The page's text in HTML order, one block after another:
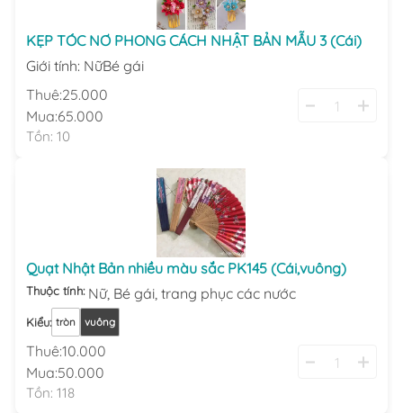
KẸP TÓC NƠ PHONG CÁCH NHẬT BẢN MẪU 3 (Cái)
Giới tính: NữBé gái
Thuê:25.000
Mua:65.000
Tồn: 10
Quạt Nhật Bản nhiều màu sắc PK145 (Cái,vuông)
Thuộc tính: Nữ, Bé gái, trang phục các nước
Kiểu: tròn vuông
Thuê:10.000
Mua:50.000
Tồn: 118